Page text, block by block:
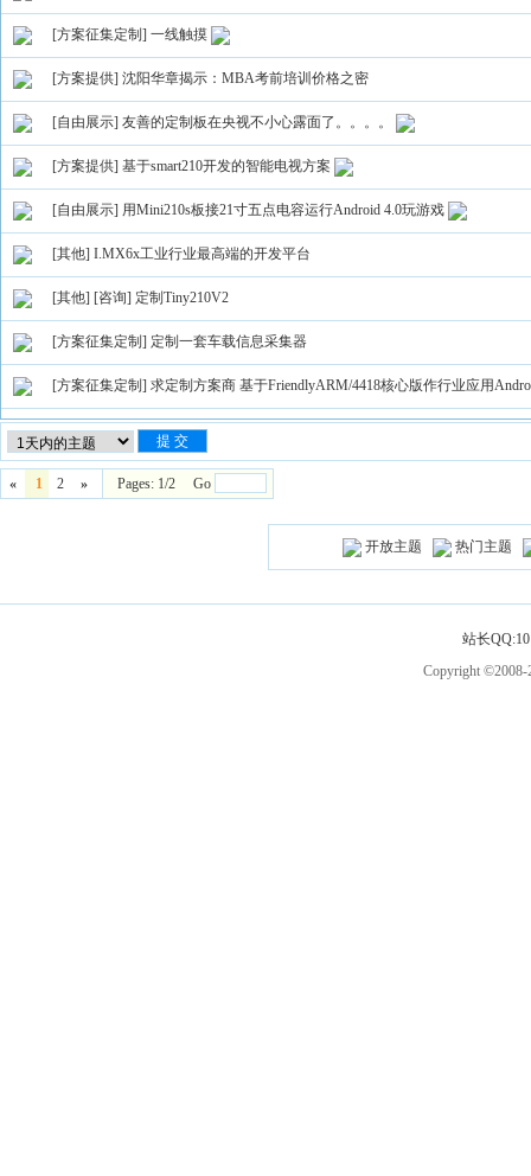
[方案征集定制] 一线触摸
[方案提供] 沈阳华章揭示：MBA考前培训价格之密
[自由展示] 友善的定制板在央视不小心露面了。。。。
[方案提供] 基于smart210开发的智能电视方案
[自由展示] 用Mini210s板接21寸五点电容运行Android 4.0玩游戏
[其他] I.MX6x工业行业最高端的开发平台
[其他] [咨询] 定制Tiny210V2
[方案征集定制] 定制一套车载信息采集器
[方案征集定制] 求定制方案商 基于FriendlyARM/4418核心版作行业应用
« 1 2 » Pages: 1/2 Go
开放主题 热门主题
站长
Copyright